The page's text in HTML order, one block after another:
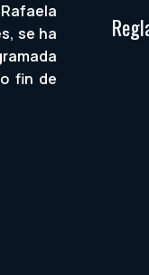
se ha
fin de